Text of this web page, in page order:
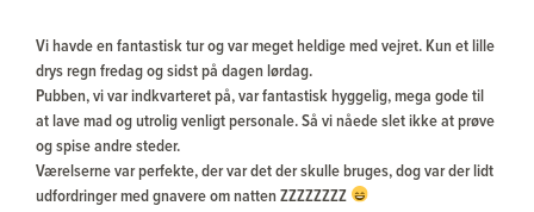
Vi havde en fantastisk tur og var meget heldige med vejret. Kun et lille
drys regn fredag og sidst på dagen lørdag.
Pubben, vi var indkvarteret på, var fantastisk hyggelig, mega gode til
at lave mad og utrolig venligt personale. Så vi nåede slet ikke at prøve
og spise andre steder.
Værelserne var perfekte, der var det der skulle bruges, dog var der lidt
udfordringer med gnavere om natten ZZZZZZZZ